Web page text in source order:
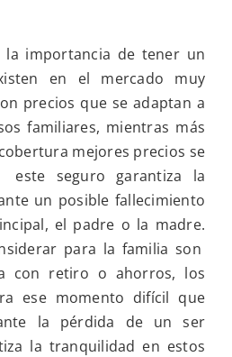
la importancia de tener un
en el mercado muy
precios que se adaptan a
familiares, mientras más
mejores precios se
este seguro garantiza la
un posible fallecimiento
el padre o la madre.
para la familia son
con retiro o ahorros, los
ese momento difícil que
la pérdida de un ser
la tranquilidad en estos